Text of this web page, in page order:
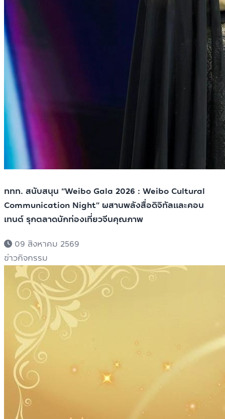
ททท. สนับสนุน “Weibo Gala 2026 : Weibo Cultural
Communication Night” ผสานพลังสื่อดิจิทัลและคอน
เทนต์ รุกตลาดนักท่องเที่ยวจีนคุณภาพ
09 สิงหาคม 2569
ข่าวกิจกรรม